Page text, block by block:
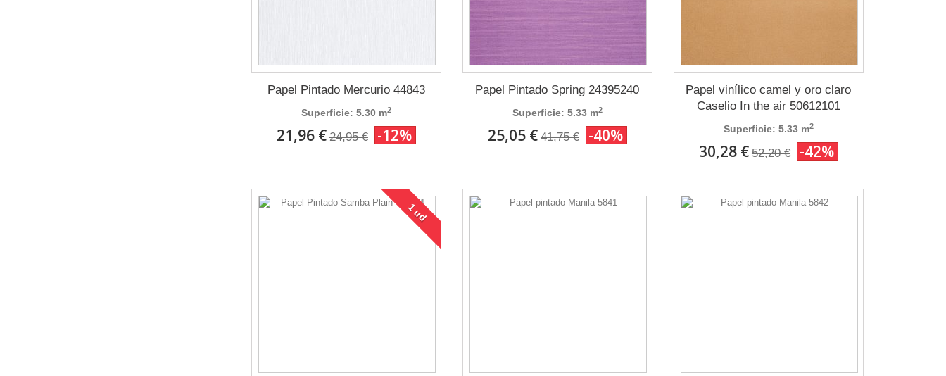
Papel Pintado Mercurio 44843
Superficie: 5.30 m2
21,96 € 24,95 € -12%
Papel Pintado Spring 24395240
Superficie: 5.33 m2
25,05 € 41,75 € -40%
Papel vinílico camel y oro claro
Caselio In the air 50612101
Superficie: 5.33 m2
30,28 € 52,20 € -42%
1 ud